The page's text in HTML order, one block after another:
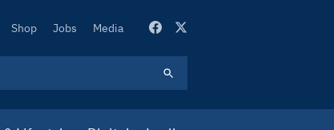
Secondary
Shop Jobs Media